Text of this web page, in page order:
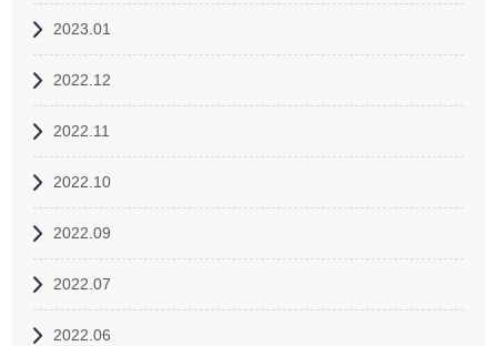
2023.01
2022.12
2022.11
2022.10
2022.09
2022.07
2022.06